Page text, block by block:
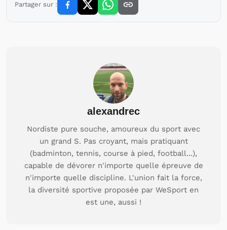
Partager sur :
alexandrec
Nordiste pure souche, amoureux du sport avec
un grand S. Pas croyant, mais pratiquant
(badminton, tennis, course à pied, football...),
capable de dévorer n'importe quelle épreuve de
n'importe quelle discipline. L'union fait la force,
la diversité sportive proposée par WeSport en
est une, aussi !